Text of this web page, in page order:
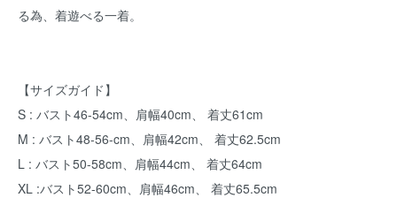
る為、着遊べる一着。
【サイズガイド】
S : バスト46-54cm、肩幅40cm、 着丈61cm
M : バスト48-56-cm、肩幅42cm、 着丈62.5cm
L : バスト50-58cm、肩幅44cm、 着丈64cm
XL :バスト52-60cm、肩幅46cm、 着丈65.5cm